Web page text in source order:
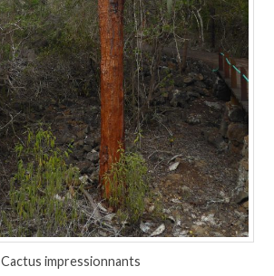
Cactus impressionnants